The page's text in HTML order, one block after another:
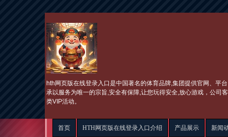
hth网页版在线登录入口是中国著名的体育品牌,集团提供官网、平
承以服务为唯一的宗旨,安全有保障,让您玩得安全,放心游戏，公司
类VIP活动。
首页 HTH网页版在线登录入口介绍 产品展示 新闻